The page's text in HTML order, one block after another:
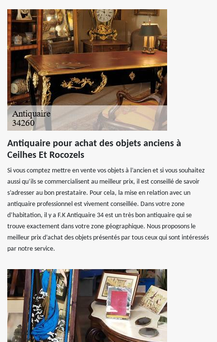
Antiquaire pour achat des objets anciens à
Ceilhes Et Rocozels
Si vous comptez mettre en vente vos objets à l’ancien et si vous souhaitez
aussi qu’ils se commercialisent au meilleur prix, il est conseillé de savoir
s’adresser au bon prestataire. Pour cela, la mise en relation avec un
antiquaire professionnel est vivement conseillée. Dans votre zone
d’habitation, il y a F.K Antiquaire 34 est un très bon antiquaire qui se
trouve exactement dans votre zone géographique. Nous proposons le
meilleur prix d’achat des objets présentés par tous ceux qui sont intéressés
par notre service.